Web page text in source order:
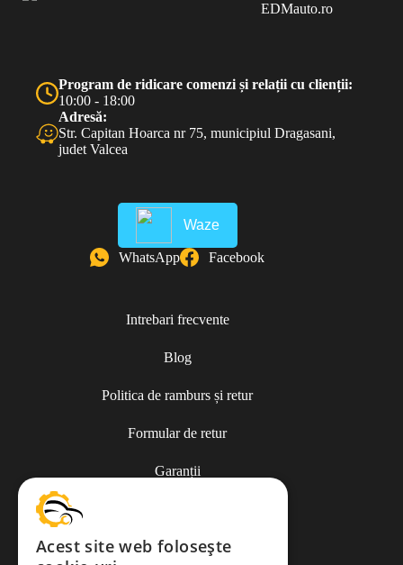
EDMauto.ro
Program de ridicare comenzi și relații cu clienții:
10:00 - 18:00
Adresă:
Str. Capitan Hoarca nr 75, municipiul Dragasani,
judet Valcea
Waze
WhatsApp Facebook
Intrebari frecvente
Blog
Politica de ramburs și retur
Formular de retur
Garanții
Acest site web folosește